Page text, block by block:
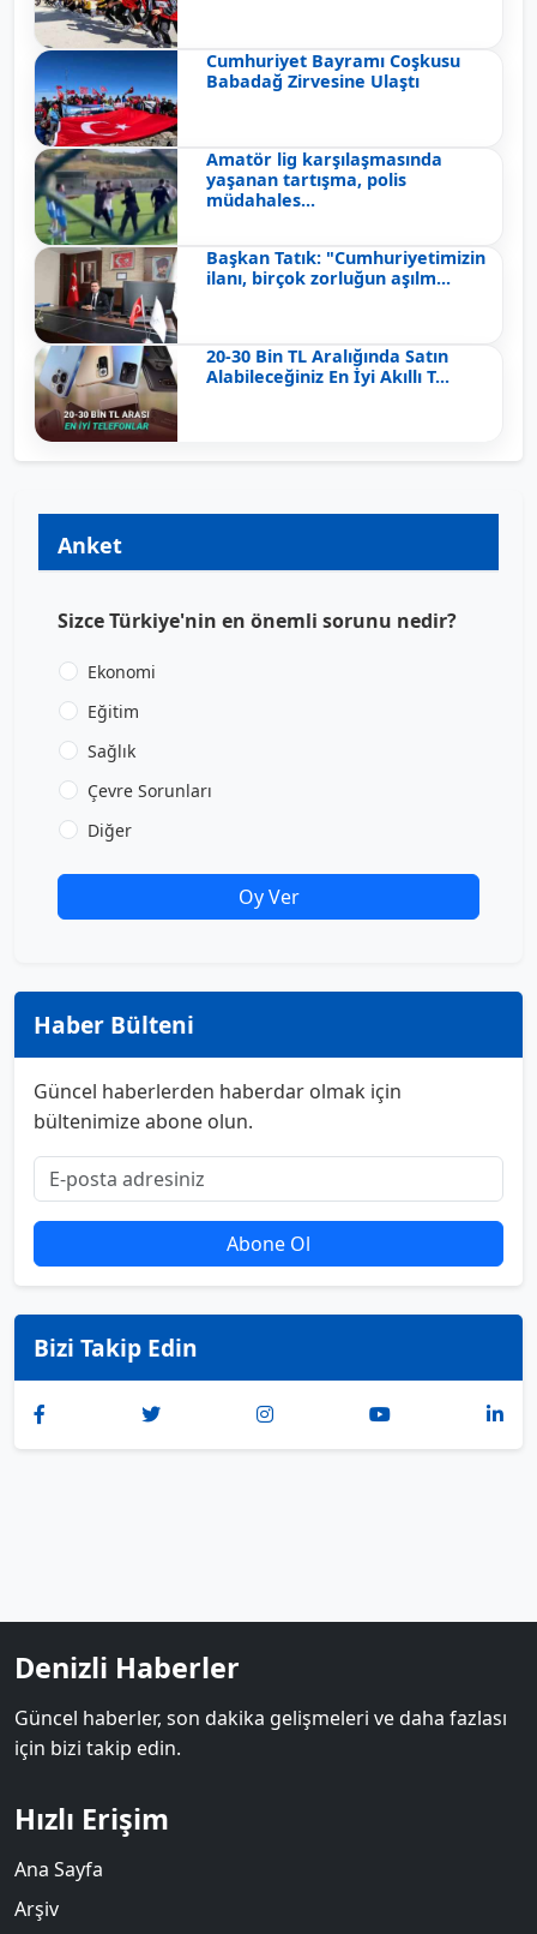
Cumhuriyet Bayramı Coşkusu
Babadağ Zirvesine Ulaştı
Amatör lig karşılaşmasında
yaşanan tartışma, polis
müdahales...
Başkan Tatık: "Cumhuriyetimizin
ilanı, birçok zorluğun aşılm...
20-30 Bin TL Aralığında Satın
Alabileceğiniz En İyi Akıllı T...
Anket
Sizce Türkiye'nin en önemli sorunu nedir?
Ekonomi
Eğitim
Sağlık
Çevre Sorunları
Diğer
Oy Ver
Haber Bülteni
Güncel haberlerden haberdar olmak için
bültenimize abone olun.
Abone Ol
Bizi Takip Edin
Denizli Haberler
Güncel haberler, son dakika gelişmeleri ve daha fazlası
için bizi takip edin.
Hızlı Erişim
Ana Sayfa
Arşiv